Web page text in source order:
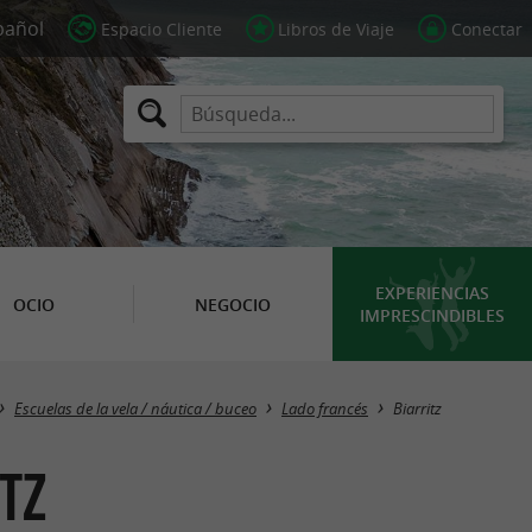
Espacio Cliente Libros de Viaje Conectar
OCIO NEGOCIO
EXPERIENCIAS
IMPRESCINDIBLES
Masquer la carte
Escuelas de la vela / náutica / buceo Lado francés Biarritz